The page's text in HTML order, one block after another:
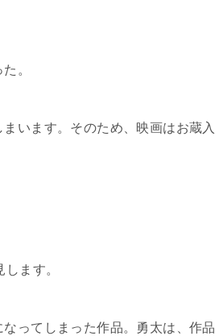
。
います。そのため、映画はお蔵入
ます。
ってしまった作品。勇太は、作品